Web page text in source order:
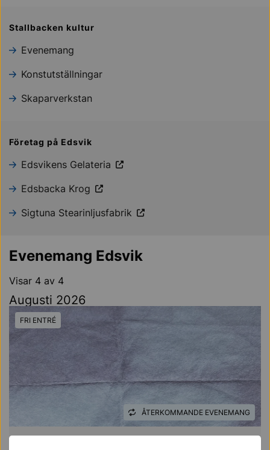
Stallbacken kultur
Evenemang
Konstutställningar
Skaparverkstan
Företag på Edsvik
Edsvikens Gelateria
Edsbacka Krog
Sigtuna Stearinljusfabrik
Evenemang Edsvik
Visar 4 av 4
Augusti 2026
FRI ENTRÉ
ÅTERKOMMANDE EVENEMANG